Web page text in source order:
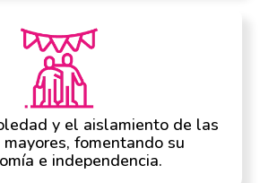
y el aislamiento de las
mayores, fomentando su
e independencia.